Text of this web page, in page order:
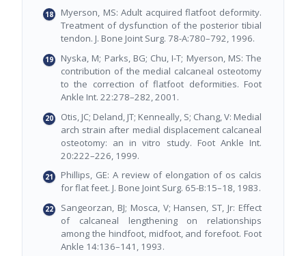
Myerson, MS: Adult acquired flatfoot deformity.
Treatment of dysfunction of the posterior tibial
tendon. J. Bone Joint Surg. 78-A:780–792, 1996.
Nyska, M; Parks, BG; Chu, I-T; Myerson, MS: The
contribution of the medial calcaneal osteotomy
to the correction of flatfoot deformities. Foot
Ankle Int. 22:278–282, 2001.
Otis, JC; Deland, JT; Kenneally, S; Chang, V: Medial
arch strain after medial displacement calcaneal
osteotomy: an in vitro study. Foot Ankle Int.
20:222–226, 1999.
Phillips, GE: A review of elongation of os calcis
for flat feet. J. Bone Joint Surg. 65-B:15–18, 1983.
Sangeorzan, BJ; Mosca, V; Hansen, ST, Jr: Effect
of calcaneal lengthening on relationships
among the hindfoot, midfoot, and forefoot. Foot
Ankle 14:136–141, 1993.